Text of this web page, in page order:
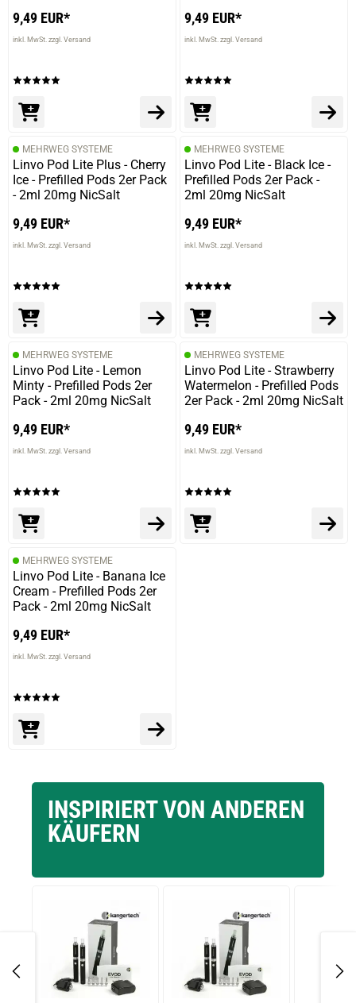
prev
9,49 EUR*
inkl. MwSt. zzgl. Versand
9,49 EUR*
inkl. MwSt. zzgl. Versand
MEHRWEG SYSTEME
Linvo Pod Lite Plus - Cherry
Ice - Prefilled Pods 2er Pack
- 2ml 20mg NicSalt
9,49 EUR*
inkl. MwSt. zzgl. Versand
MEHRWEG SYSTEME
Linvo Pod Lite - Black Ice -
Prefilled Pods 2er Pack -
2ml 20mg NicSalt
9,49 EUR*
inkl. MwSt. zzgl. Versand
MEHRWEG SYSTEME
Linvo Pod Lite - Lemon
Minty - Prefilled Pods 2er
Pack - 2ml 20mg NicSalt
9,49 EUR*
inkl. MwSt. zzgl. Versand
MEHRWEG SYSTEME
Linvo Pod Lite - Strawberry
Watermelon - Prefilled Pods
2er Pack - 2ml 20mg NicSalt
9,49 EUR*
inkl. MwSt. zzgl. Versand
MEHRWEG SYSTEME
Linvo Pod Lite - Banana Ice
Cream - Prefilled Pods 2er
Pack - 2ml 20mg NicSalt
9,49 EUR*
inkl. MwSt. zzgl. Versand
INSPIRIERT VON ANDEREN
KÄUFERN